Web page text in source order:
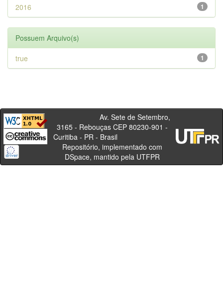
1
2016
Possuem Arquivo(s)
1
true
Av. Sete de Setembro,
3165 - Rebouças CEP 80230-901 -
Curitiba - PR - Brasil
Repositório, implementado com
DSpace, mantido pela UTFPR